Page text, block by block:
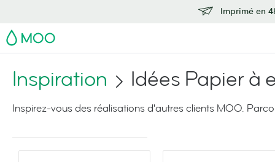
Imprimé en
MOO
Inspiration Idées Papier à
Inspirez-vous des réalisations d'autres clients MOO.